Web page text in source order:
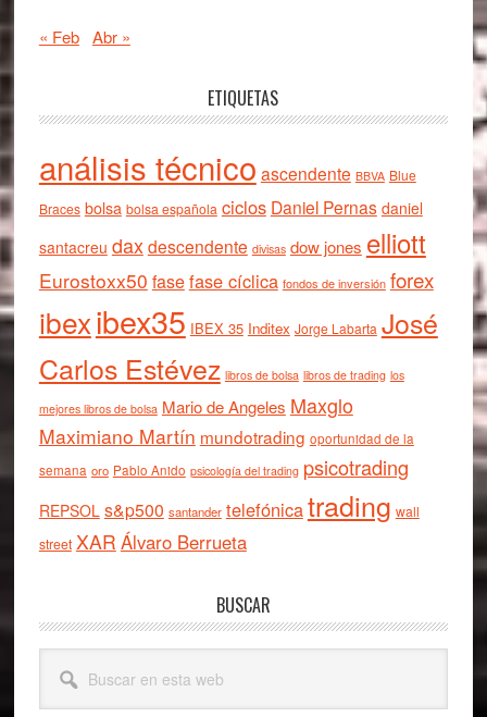
« Feb Abr »
ETIQUETAS
análisis técnico ascendente BBVA Blue
Braces bolsa bolsa española ciclos Daniel Pernas daniel
santacreu daxdescendente divisas dow jones elliott
Eurostoxx50 fasefase cíclica fondos de inversión forex
ibexibex35 IBEX 35 Inditex Jorge Labarta José
Carlos Estévez libros de bolsa libros de trading los
mejores libros de bolsa Mario de Angeles Maxglo
Maximiano Martín mundotrading oportunidad de la
semana oro Pablo Anido psicología del trading psicotrading
REPSOL s&p500 santander telefónicatrading wall
street XAR Álvaro Berrueta
BUSCAR
esta